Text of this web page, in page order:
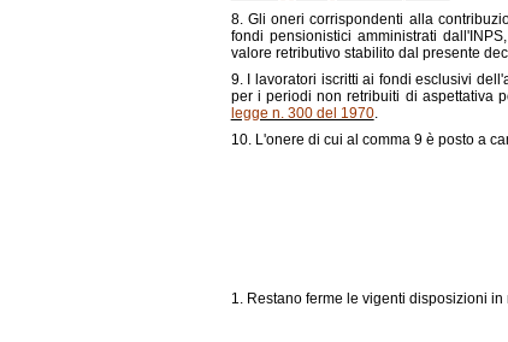
8. Gli oneri corrispondenti alla
fondi pensionistici amministrati
valore retributivo stabilito dal presente
9. I lavoratori iscritti ai fondi esclusivi
per i periodi non retribuiti di aspettativa
legge n. 300 del 1970.
10. L'onere di cui al comma 9 è posto a
1. Restano ferme le vigenti disposizioni